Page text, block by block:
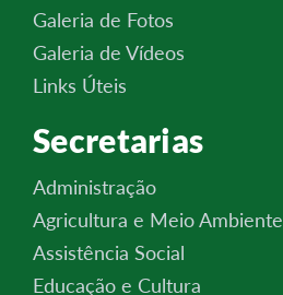
Galeria de Fotos
Galeria de Vídeos
Links Úteis
Secretarias
Administração
Agricultura e Meio Ambiente
Assistência Social
Educação e Cultura